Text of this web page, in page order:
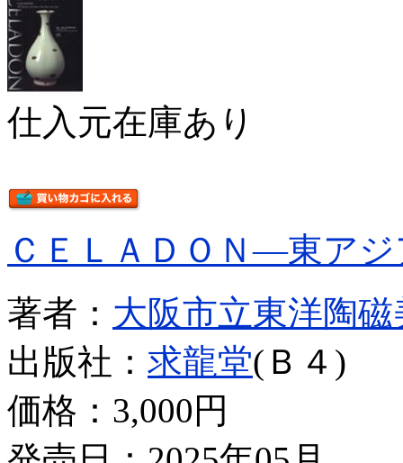
仕入元在庫あり
ＣＥＬＡＤＯＮ―東ア
著者： 大阪市立東洋陶
出版社： 求龍堂(Ｂ４)
価格： 3,000円